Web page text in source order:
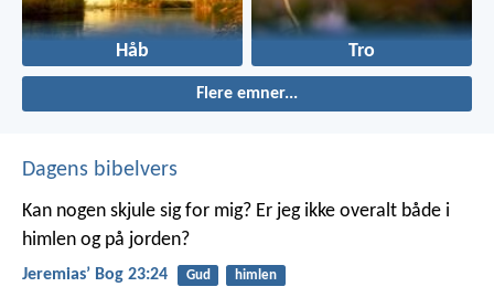
Håb Tro
Flere emner...
Dagens bibelvers
Kan nogen skjule sig for mig? Er jeg ikke overalt både i
himlen og på jorden?
Jeremiasʼ Bog 23:24 Gud himlen